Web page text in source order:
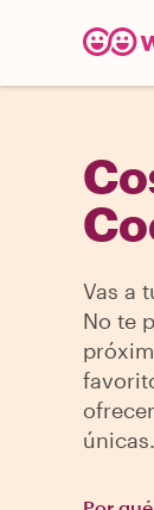
Vas a
No te
únicas.